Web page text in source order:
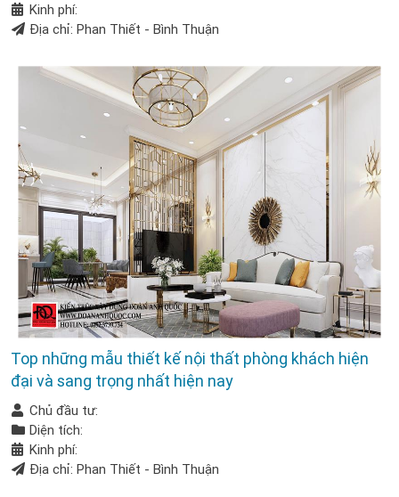
Kinh phí:
Địa chỉ: Phan Thiết - Bình Thuận
Top những mẫu thiết kế nội thất phòng khách hiện
đại và sang trọng nhất hiện nay
Chủ đầu tư:
Diện tích:
Kinh phí:
Địa chỉ: Phan Thiết - Bình Thuận